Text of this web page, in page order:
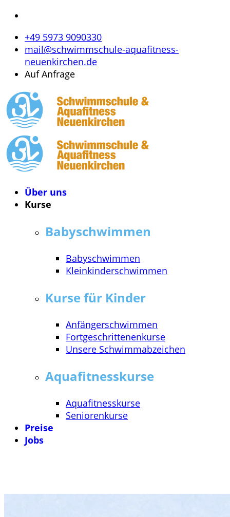
+49 5973 9090330
mail@schwimmschule-aquafitness-
neuenkirchen.de
Auf Anfrage
Über uns
Kurse
Babyschwimmen
Babyschwimmen
Kleinkinderschwimmen
Kurse für Kinder
Anfängerschwimmen
Fortgeschrittenenkurse
Unsere Schwimmabzeichen
Aquafitnesskurse
Aquafitnesskurse
Seniorenkurse
Preise
Jobs